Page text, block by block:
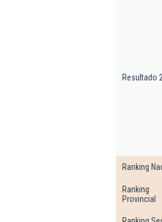
Resultado
Ranking
Ranking
Provincial